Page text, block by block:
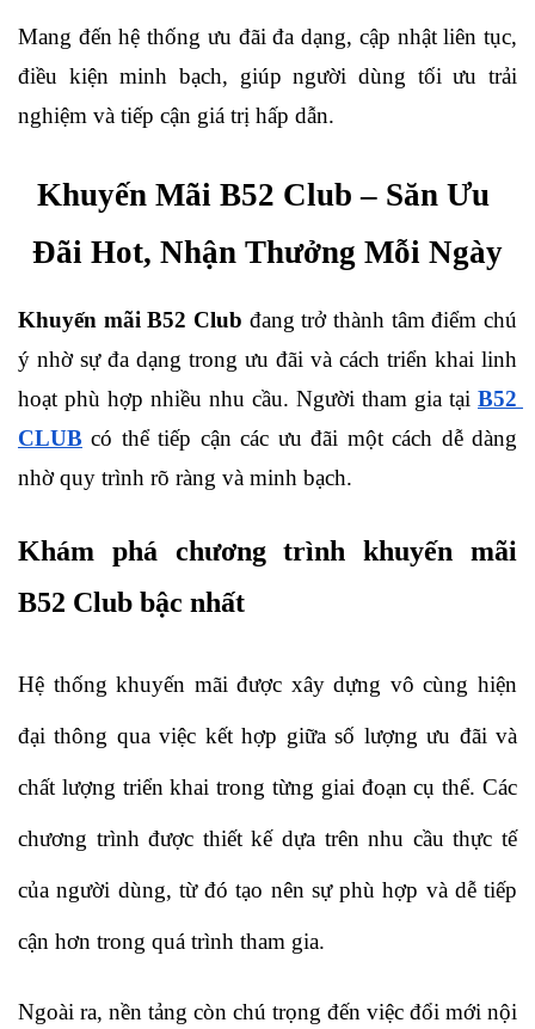
Mang đến hệ thống ưu đãi đa dạng, cập nhật liên tục,
điều kiện minh bạch, giúp người dùng tối ưu trải
nghiệm và tiếp cận giá trị hấp dẫn.
Khuyến Mãi B52 Club – Săn Ưu
Đãi Hot, Nhận Thưởng Mỗi Ngày
Khuyến mãi B52 Club đang trở thành tâm điểm chú
ý nhờ sự đa dạng trong ưu đãi và cách triển khai linh
hoạt phù hợp nhiều nhu cầu. Người tham gia tại B52
CLUB có thể tiếp cận các ưu đãi một cách dễ dàng
nhờ quy trình rõ ràng và minh bạch.
Khám phá chương trình khuyến mãi
B52 Club bậc nhất
Hệ thống khuyến mãi được xây dựng vô cùng hiện
đại thông qua việc kết hợp giữa số lượng ưu đãi và
chất lượng triển khai trong từng giai đoạn cụ thể. Các
chương trình được thiết kế dựa trên nhu cầu thực tế
của người dùng, từ đó tạo nên sự phù hợp và dễ tiếp
cận hơn trong quá trình tham gia.
Ngoài ra, nền tảng còn chú trọng đến việc đổi mới nội